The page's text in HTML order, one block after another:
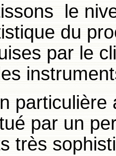
le
du
par le
particulière
par un
très